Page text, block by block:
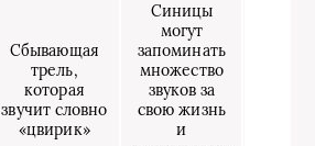
Сбывающая
трель,
которая
звучит словно
«цвирик»
Синицы
могут
запоминать
множество
звуков за
свою жизнь
и